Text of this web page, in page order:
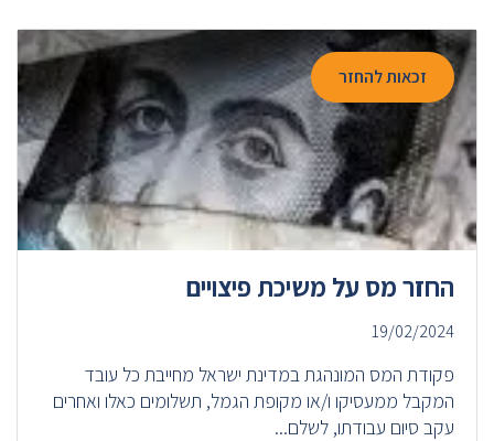
זכאות להחזר
החזר מס על משיכת פיצויים
19/02/2024
פקודת המס המונהגת במדינת ישראל מחייבת כל עובד
המקבל ממעסיקו ו/או מקופת הגמל, תשלומים כאלו ואחרים
עקב סיום עבודתו, לשלם...